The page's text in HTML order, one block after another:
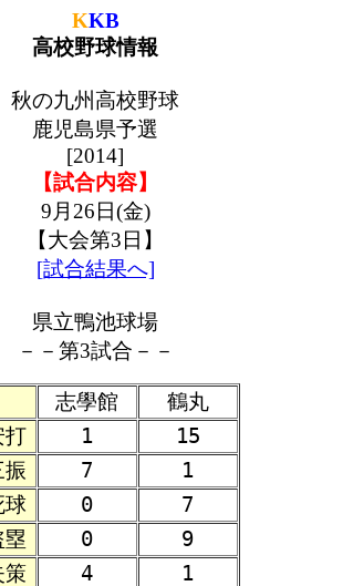
KKB
高校野球情報
秋の九州高校野球
鹿児島県予選
[2014]
【試合内容】
9月26日(金)
【大会第3日】
[試合結果へ]
県立鴨池球場
－－第3試合－－
志學館
鶴丸
1
15
7
1
球
0
7
0
9
4
1